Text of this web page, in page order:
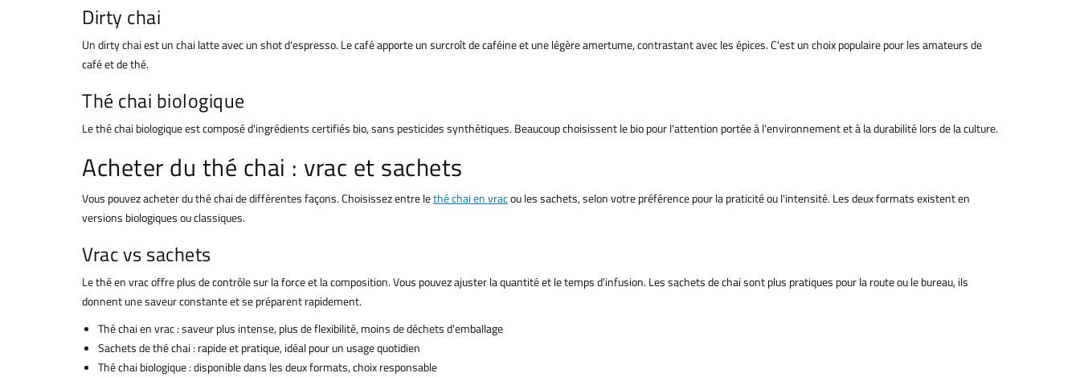
Dirty chai
Un dirty chai est un chai latte avec un shot d'espresso. Le café apporte un surcroît de caféine et une légère amertume, contrastant avec les épices. C'est un choix populaire pour les amateurs de
café et de thé.
Thé chai biologique
Le thé chai biologique est composé d'ingrédients certifiés bio, sans pesticides synthétiques. Beaucoup choisissent le bio pour l'attention portée à l'environnement et à la durabilité lors de la culture.
Acheter du thé chai : vrac et sachets
Vous pouvez acheter du thé chai de différentes façons. Choisissez entre lethé chai en vracou les sachets, selon votre préférence pour la praticité ou l'intensité. Les deux formats existent en
versions biologiques ou classiques.
Vrac vs sachets
Le thé en vrac offre plus de contrôle sur la force et la composition. Vous pouvez ajuster la quantité et le temps d'infusion. Les sachets de chai sont plus pratiques pour la route ou le bureau, ils
donnent une saveur constante et se préparent rapidement.
Thé chai en vrac : saveur plus intense, plus de flexibilité, moins de déchets d'emballage
Sachets de thé chai : rapide et pratique, idéal pour un usage quotidien
Thé chai biologique : disponible dans les deux formats, choix responsable